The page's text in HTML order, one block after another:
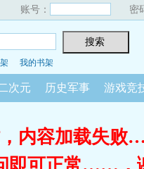
账号： 密
我的书架
次元 历史军事 游戏竞
，内容加载失